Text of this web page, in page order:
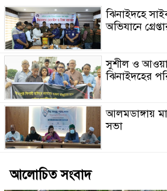
ঝিনাইদহে
অভিযানে
সুশীল ও
ঝিনাইদহের
আলমডাঙ্গায়
সভা
আলোচিত সংবাদ